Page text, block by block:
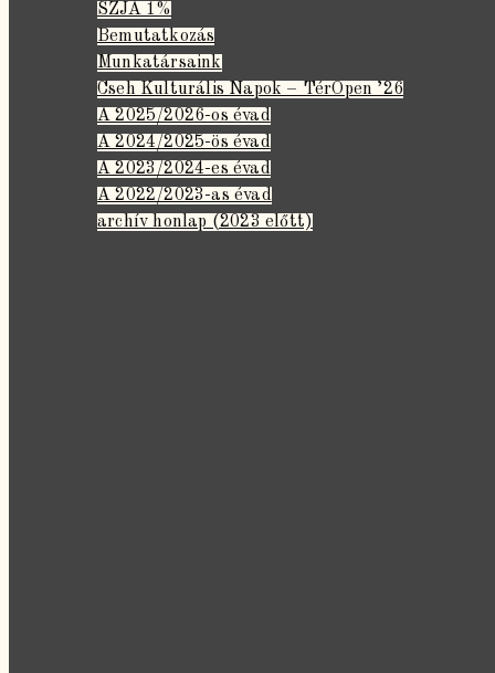
SZJA 1%
Bemutatkozás
Munkatársaink
Cseh Kulturális Napok – TérOpen ’26
A 2025/2026-os évad
A 2024/2025-ös évad
A 2023/2024-es évad
A 2022/2023-as évad
archív honlap (2023 előtt)